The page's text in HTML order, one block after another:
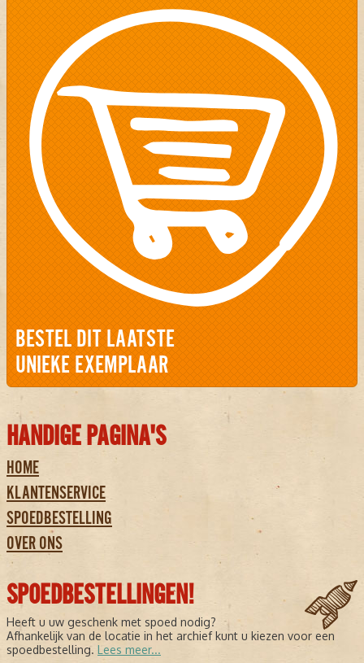
BESTEL DIT LAATSTE
UNIEKE EXEMPLAAR
HANDIGE PAGINA'S
HOME
KLANTENSERVICE
SPOEDBESTELLING
OVER ONS
SPOEDBESTELLINGEN!
Heeft u uw geschenk met spoed nodig?
Afhankelijk van de locatie in het archief kunt u kiezen voor een
spoedbestelling. Lees meer...